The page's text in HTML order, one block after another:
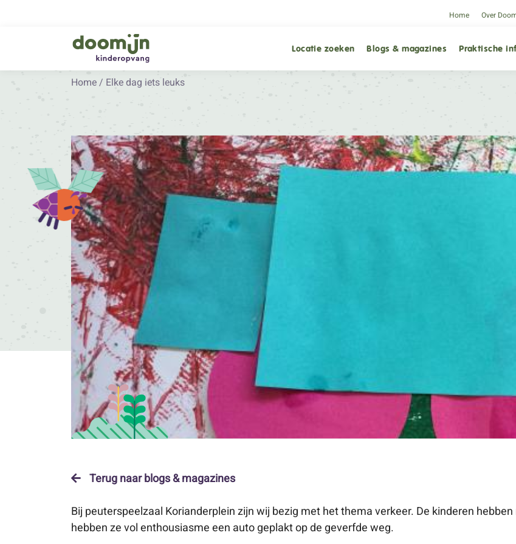
Home Over
Locatie zoeken Blogs & magazines Praktische
Home / Elke dag iets leuks
Terug naar blogs & magazines
Bij peuterspeelzaal Korianderplein zijn wij bezig met het thema verkeer. De kinderen
hebben ze vol enthousiasme een auto geplakt op de geverfde weg.